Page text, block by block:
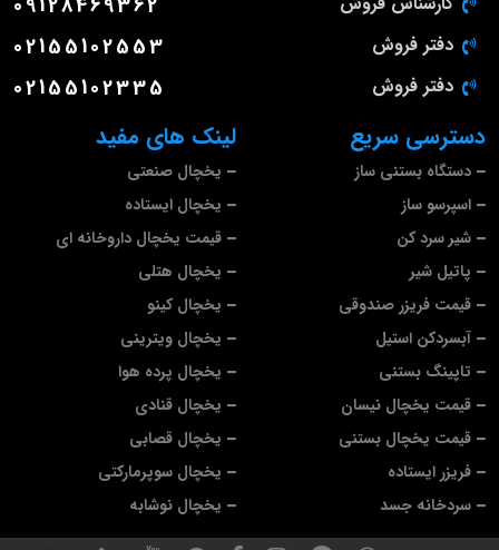
لینک های مفید
یخچال صنعتی
یخچال ایستاده
قیمت یخچال داروخانه ای
یخچال هتلی
یخچال کینو
یخچال ویترینی
یخچال پرده هوا
یخچال قنادی
یخچال قصابی
یخچال سوپرمارکتی
یخچال نوشابه
دسترسی سریع
دستگاه بستنی ساز
اسپرسو ساز
شیر سرد کن
پاتیل شیر
قیمت فریزر صندوقی
آبسردکن استیل
تاپینگ بستنی
قیمت یخچال نیسان
قیمت یخچال بستنی
فریزر ایستاده
سردخانه جسد
دفتر فروش 02155102553
دفتر فروش 02155102335